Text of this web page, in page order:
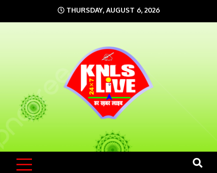
to
THURSDAY, AUGUST 6, 2026
KNLS LIVE
India`s No.1 News Portal